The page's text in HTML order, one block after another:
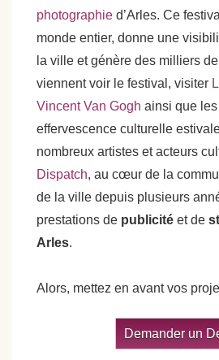
photographie d’Arles. Ce
monde entier, donne une
la ville et génère des milliers
viennent voir le festival, visiter
Vincent Van Gogh ainsi que
effervescence culturelle
nombreux artistes et acteurs
Dispatch, au cœur de la
de la ville depuis plusieurs
prestations de publicité et de
Arles.
Alors, mettez en avant vos
Demander un